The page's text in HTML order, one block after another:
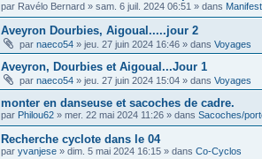
par Ravélo Bernard » sam. 6 juil. 2024 06:51 » dans
Aveyron Dourbies, Aigoual.....jour 2
par naeco54 » jeu. 27 juin 2024 16:46 » dans Voyages
Aveyron, Dourbies et Aigoual...Jour 1
par naeco54 » jeu. 27 juin 2024 15:04 » dans Voyages
monter en danseuse et sacoches de cadre.
par Philou62 » mer. 22 mai 2024 11:26 » dans Sacoches/
Recherche cyclote dans le 04
par yvanjese » dim. 5 mai 2024 16:15 » dans Co-Cyclos